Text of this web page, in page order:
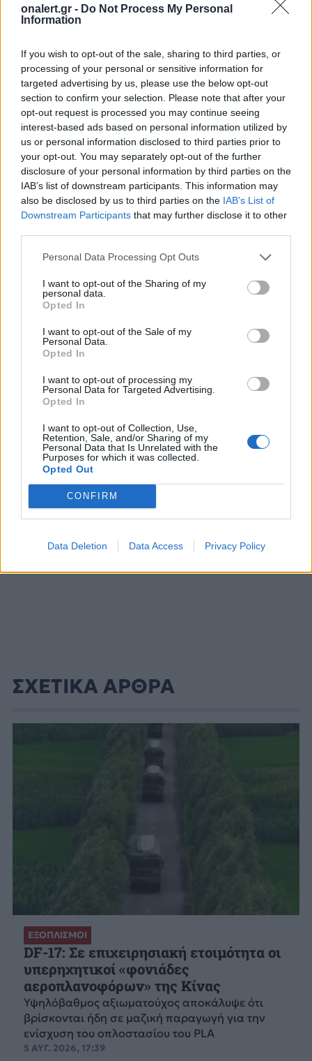
onalert.gr - Do Not Process My Personal
Information
If you wish to opt-out of the sale, sharing to third parties, or
processing of your personal or sensitive information for
targeted advertising by us, please use the below opt-out
section to confirm your selection. Please note that after your
opt-out request is processed you may continue seeing
interest-based ads based on personal information utilized by
us or personal information disclosed to third parties prior to
your opt-out. You may separately opt-out of the further
disclosure of your personal information by third parties on the
IAB’s list of downstream participants. This information may
also be disclosed by us to third parties on the IAB’s List of
Downstream Participants that may further disclose it to other
Personal Data Processing Opt Outs
I want to opt-out of the Sharing of my
personal data.
Opted In
I want to opt-out of the Sale of my
Personal Data.
Opted In
I want to opt-out of processing my
Personal Data for Targeted Advertising.
Opted In
I want to opt-out of Collection, Use,
Retention, Sale, and/or Sharing of my
Personal Data that Is Unrelated with the
Purposes for which it was collected.
Opted Out
CONFIRM
Data Deletion Data Access Privacy Policy
Διάβασε επίσης
Stryker για το Στρατό
Ξηράς μέσω EDA: Θετικές
οι ΗΠΑ – Αναμονή για
αριθμό, εκδόσεις και
κατάσταση οχημάτων
ΗΠΑ: Τα νέα
κλάσης
πλοία που
ποτέ
Ακολουθήστε το onalert.gr στοGoogle
Newsκαι μάθετε πρώτοι όλες τις ειδήσεις
για την άμυνα.
ΠΟΛΕΜΙΚΗ ΑΕΡΟΠΟΡΙΑ ΗΠΑ
ΣΤΡΑΤΟΣ ΞΗΡΑΣ ΗΠΑ
ΔΙΑΦΗΜΙΣΗ
ΣΧΕΤΙΚΑ ΑΡΘΡΑ
ΕΞΟΠΛΙΣΜΟΙ
DF-17: Σε επιχειρησιακή ετοιμότητα οι
υπερηχητικοί «φονιάδες
αεροπλανοφόρων» της Κίνας
Υψηλόβαθμος αξιωματούχος αποκάλυψε ότι
βρίσκονται ήδη σε μαζική παραγωγή για την
ενίσχυση του οπλοστασίου του PLA
5 ΑΥΓ. 2026, 17:39